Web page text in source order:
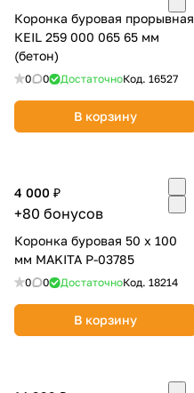
Коронка буровая прорывная
КEIL 259 000 065 65 мм
(бетон)
0 0 ДостаточноКод. 16527
В корзину
4 000 ₽
+80 бонусов
Коронка буровая 50 х 100
мм MAKITA P-03785
0 0 ДостаточноКод. 18214
В корзину